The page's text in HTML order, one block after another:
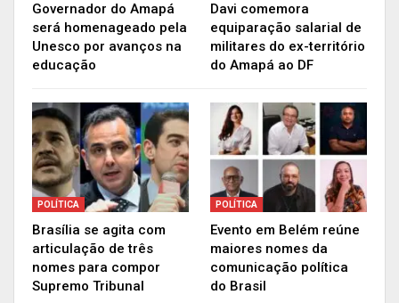
paciente por demais razões
fundamentadas em outros atos
decorrentes da mesma operação,
probatório aponta para o mesmo
conjunto de fatos demonstrados na
operação. Nada há, desta forma, a
justificar o recolhimento cautelar do
paciente por tais razões”.
Governador do Amapá
será homenageado pela
Unesco por avanços na
educação
Davi comemora
equiparação salarial de
militares do ex-território
do Amapá ao DF
POLÍTICA
Brasília se agita com
articulação de três
nomes para compor
Supremo Tribunal
POLÍTICA
Evento em Belém reúne
maiores nomes da
comunicação política
do Brasil